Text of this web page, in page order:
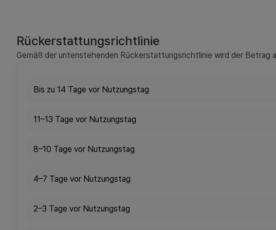
Rückerstattungsrichtlinie
Gemäß der untenstehenden Rückerstattungsrichtlinie wird der
Bis zu 14 Tage vor Nutzungstag
11–13 Tage vor Nutzungstag
8–10 Tage vor Nutzungstag
4–7 Tage vor Nutzungstag
2–3 Tage vor Nutzungstag